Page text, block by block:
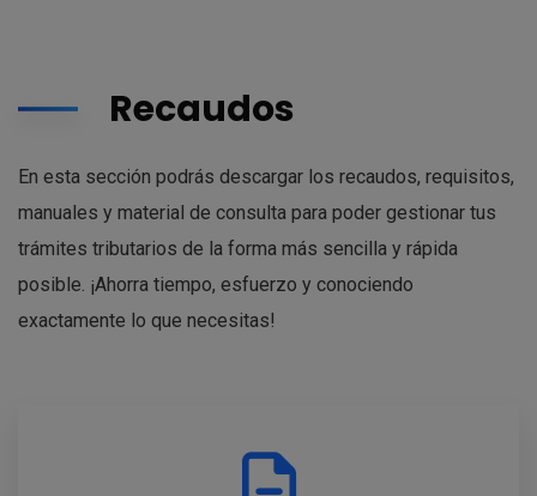
Recaudos
En esta sección podrás descargar los recaudos, requisitos,
manuales y material de consulta para poder gestionar tus
trámites tributarios de la forma más sencilla y rápida
posible. ¡Ahorra tiempo, esfuerzo y conociendo
exactamente lo que necesitas!